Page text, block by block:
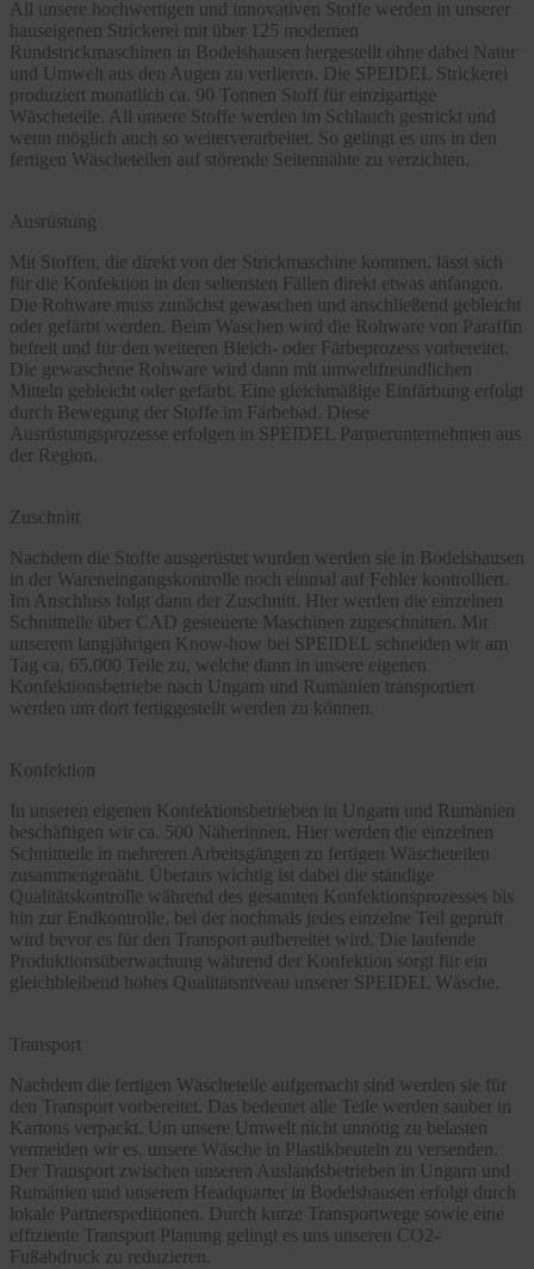
All unsere hochwertigen und innovativen Stoffe werden in unserer
hauseigenen Strickerei mit über 125 modernen
Rundstrickmaschinen in Bodelshausen hergestellt ohne dabei Natur
und Umwelt aus den Augen zu verlieren. Die SPEIDEL Strickerei
produziert monatlich ca. 90 Tonnen Stoff für einzigartige
Wäscheteile. All unsere Stoffe werden im Schlauch gestrickt und
wenn möglich auch so weiterverarbeitet. So gelingt es uns in den
fertigen Wäscheteilen auf störende Seitennähte zu verzichten.
Ausrüstung
Mit Stoffen, die direkt von der Strickmaschine kommen, lässt sich
für die Konfektion in den seltensten Fällen direkt etwas anfangen.
Die Rohware muss zunächst gewaschen und anschließend gebleicht
oder gefärbt werden. Beim Waschen wird die Rohware von Paraffin
befreit und für den weiteren Bleich- oder Färbeprozess vorbereitet.
Die gewaschene Rohware wird dann mit umweltfreundlichen
Mitteln gebleicht oder gefärbt. Eine gleichmäßige Einfärbung erfolgt
durch Bewegung der Stoffe im Färbebad. Diese
Ausrüstungsprozesse erfolgen in SPEIDEL Partnerunternehmen aus
der Region.
Zuschnitt
Nachdem die Stoffe ausgerüstet wurden werden sie in Bodelshausen
in der Wareneingangskontrolle noch einmal auf Fehler kontrolliert.
Im Anschluss folgt dann der Zuschnitt. Hier werden die einzelnen
Schnittteile über CAD gesteuerte Maschinen zugeschnitten. Mit
unserem langjährigen Know-how bei SPEIDEL schneiden wir am
Tag ca. 65.000 Teile zu, welche dann in unsere eigenen
Konfektionsbetriebe nach Ungarn und Rumänien transportiert
werden um dort fertiggestellt werden zu können.
Konfektion
In unseren eigenen Konfektionsbetrieben in Ungarn und Rumänien
beschäftigen wir ca. 500 Näherinnen. Hier werden die einzelnen
Schnittteile in mehreren Arbeitsgängen zu fertigen Wäscheteilen
zusammengenäht. Überaus wichtig ist dabei die ständige
Qualitätskontrolle während des gesamten Konfektionsprozesses bis
hin zur Endkontrolle, bei der nochmals jedes einzelne Teil geprüft
wird bevor es für den Transport aufbereitet wird. Die laufende
Produktionsüberwachung während der Konfektion sorgt für ein
gleichbleibend hohes Qualitätsniveau unserer SPEIDEL Wäsche.
Transport
Nachdem die fertigen Wäscheteile aufgemacht sind werden sie für
den Transport vorbereitet. Das bedeutet alle Teile werden sauber in
Kartons verpackt. Um unsere Umwelt nicht unnötig zu belasten
vermeiden wir es, unsere Wäsche in Plastikbeuteln zu versenden.
Der Transport zwischen unseren Auslandsbetrieben in Ungarn und
Rumänien und unserem Headquarter in Bodelshausen erfolgt durch
lokale Partnerspeditionen. Durch kurze Transportwege sowie eine
effiziente Transport Planung gelingt es uns unseren CO2-
Fußabdruck zu reduzieren.